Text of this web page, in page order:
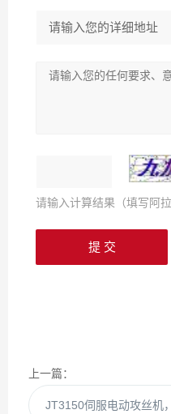
请输入计算结果（填写阿
上一篇：
JT3150伺服电动攻丝机